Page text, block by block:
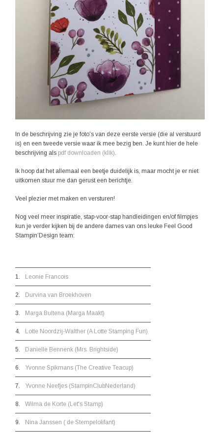
In de beschrijving zie je foto’s van deze eerste versie (die al verstuurd
is) en een tweede versie waar ik mee bezig ben. Je kunt hier de hele
beschrijving als pdf downloaden (klik).
Ik hoop dat het allemaal een beetje duidelijk is, maar mocht je er niet
uitkomen stuur me dan gerust een berichtje.
Veel plezier met maken en versturen!
Nog veel meer inspiratie, stap-voor-stap handleidingen en/of filmpjes
kun je verder kijken bij de andere dames van ons leuke Feel Good
Stampin’Design team:
1. Leonie Francois
2. Durvina van Broekhoven
3. Marga Bultena (Marga Maakt)
4. Lotte Noordzij-Walther (A Lotte Stamping Fun)
5. Danielle Bennenk (Mrs. Brightside)
6. Yvonne Spikmans (The Creative Teacup)
7. Yvonne Neefjes (StampinClubNederland)
8. Wilma de Korte (Let's Stamp)
9. Nina Janssen ( de Stempelolifant)